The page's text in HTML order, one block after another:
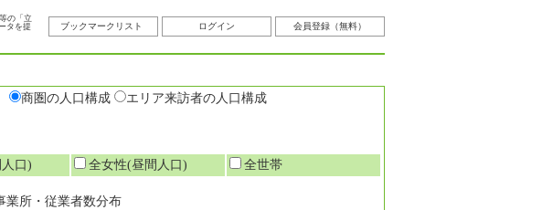
の「立
タを提
ブックマークリスト ログイン 会員登録（無料）
商圏の人口構成
エリア来訪者の人口構成
口) 全女性(昼間人口) 全世帯
業所・従業者数分布